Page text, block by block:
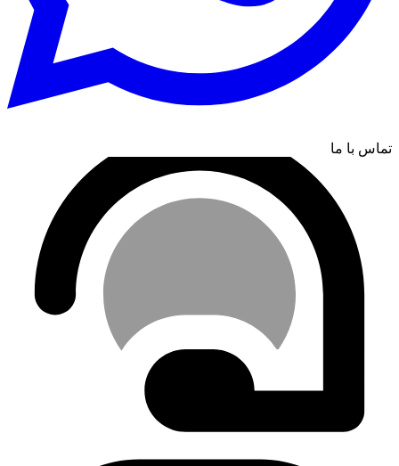
تماس با ما